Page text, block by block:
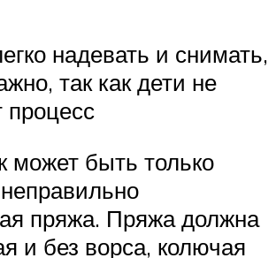
надевать и снимать,
так как дети не
процесс
может быть только
пряжа. Пряжа должна
и без ворса, колючая